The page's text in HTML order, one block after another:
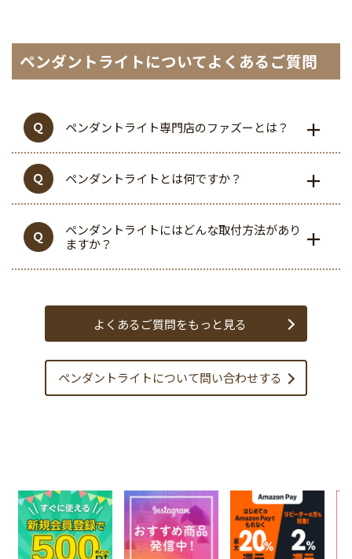
ペンダントライトについてよくあるご質問
ペンダントライト専門店のファズーとは？
ペンダントライトとは何ですか？
ペンダントライトにはどんな取付方法があり
ますか？
よくあるご質問をもっと見る
ペンダントライトについて問い合わせする